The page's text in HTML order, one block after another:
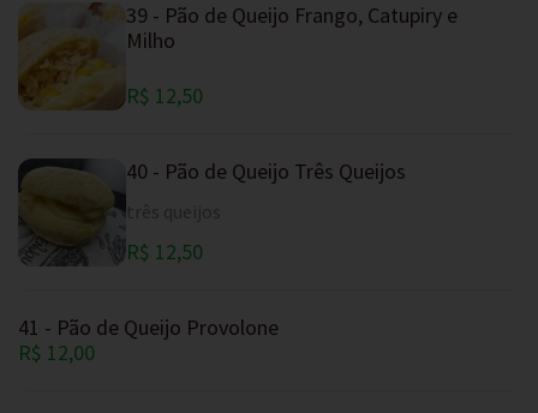
39 - Pão de Queijo Frango, Catupiry e
Milho
R$ 12,50
40 - Pão de Queijo Três Queijos
R$ 12,50
41 - Pão de Queijo Provolone
R$ 12,00